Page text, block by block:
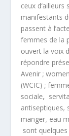
ceux
manifestants
passent à
femmes de la
ouvert la voix
répondre
Avenir ;
(WCIC) ;
sociale,
antiseptiques,
manger, eau
sont